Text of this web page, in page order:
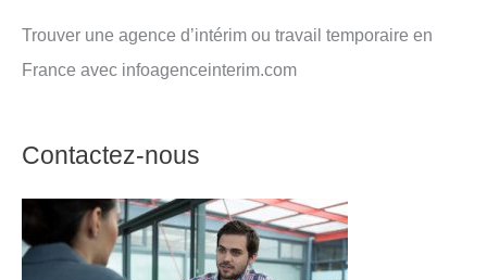
Trouver une agence d’intérim ou travail temporaire en
France avec infoagenceinterim.com
Contactez-nous